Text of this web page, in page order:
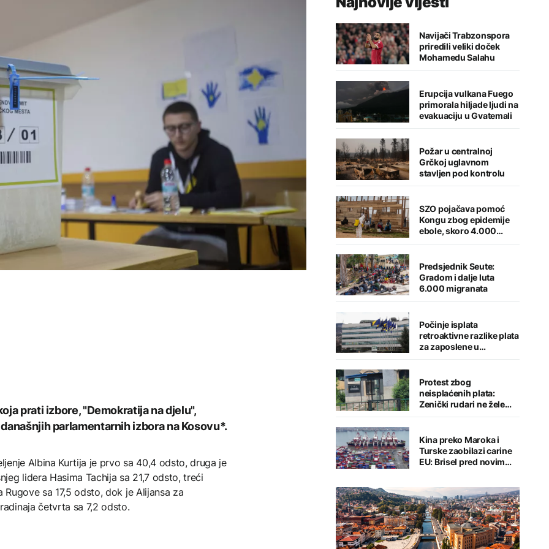
prati izbore, "Demokratija na djelu",
parlamentarnih izbora na Kosovu*.
Albina Kurtija je prvo sa 40,4 odsto, druga je
lidera Hasima Tachija sa 21,7 odsto, treći
sa 17,5 odsto, dok je Alijansa za
četvrta sa 7,2 odsto.
Navijači Trabzonspora
priredili veliki doček
Mohamedu Salahu
Erupcija vulkana Fuego
primorala hiljade ljudi na
evakuaciju u Gvatemali
Požar u centralnoj
Grčkoj uglavnom
stavljen pod kontrolu
SZO pojačava pomoć
Kongu zbog epidemije
ebole, skoro 4.000
zaraženih
Predsjednik Seute:
Gradom i dalje luta
6.000 migranata
Počinje isplata
retroaktivne razlike plata
za zaposlene u
institucijama BiH
Protest zbog
neisplaćenih plata:
Zenički rudari ne žele
napustiti jamu
Kina preko Maroka i
Turske zaobilazi carine
EU: Brisel pred novim